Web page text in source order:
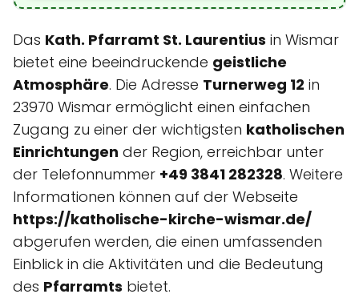
Das Kath. Pfarramt St. Laurentius in Wismar
bietet eine beeindruckende geistliche
Atmosphäre. Die Adresse Turnerweg 12 in
23970 Wismar ermöglicht einen einfachen
Zugang zu einer der wichtigsten katholischen
Einrichtungen der Region, erreichbar unter
der Telefonnummer +49 3841 282328. Weitere
Informationen können auf der Webseite
https://katholische-kirche-wismar.de/
abgerufen werden, die einen umfassenden
Einblick in die Aktivitäten und die Bedeutung
des Pfarramts bietet.